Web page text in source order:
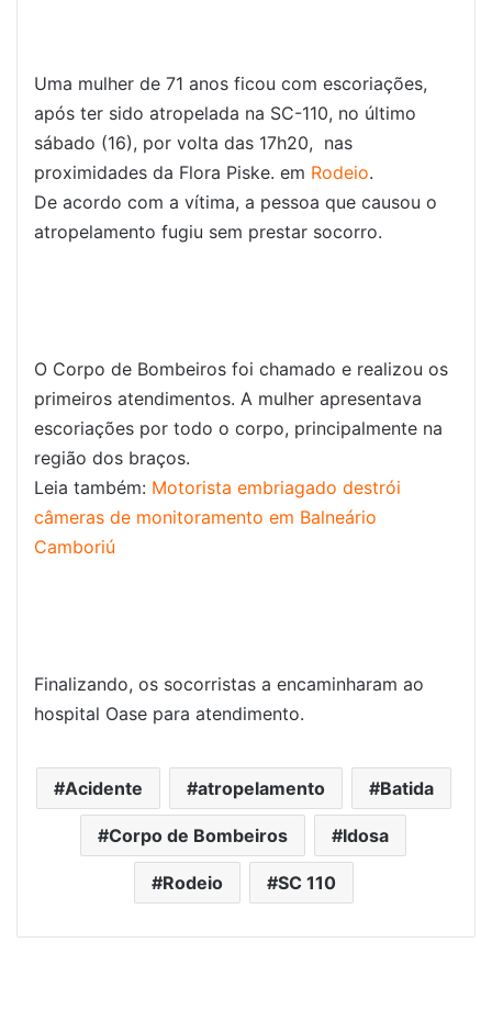
Uma mulher de 71 anos ficou com escoriações,
após ter sido atropelada na SC-110, no último
sábado (16), por volta das 17h20, nas
proximidades da Flora Piske. em Rodeio.
De acordo com a vítima, a pessoa que causou o
atropelamento fugiu sem prestar socorro.
O Corpo de Bombeiros foi chamado e realizou os
primeiros atendimentos. A mulher apresentava
escoriações por todo o corpo, principalmente na
região dos braços.
Leia também: Motorista embriagado destrói
câmeras de monitoramento em Balneário
Camboriú
Finalizando, os socorristas a encaminharam ao
hospital Oase para atendimento.
Acidente atropelamento Batida
Corpo de Bombeiros Idosa
Rodeio SC 110